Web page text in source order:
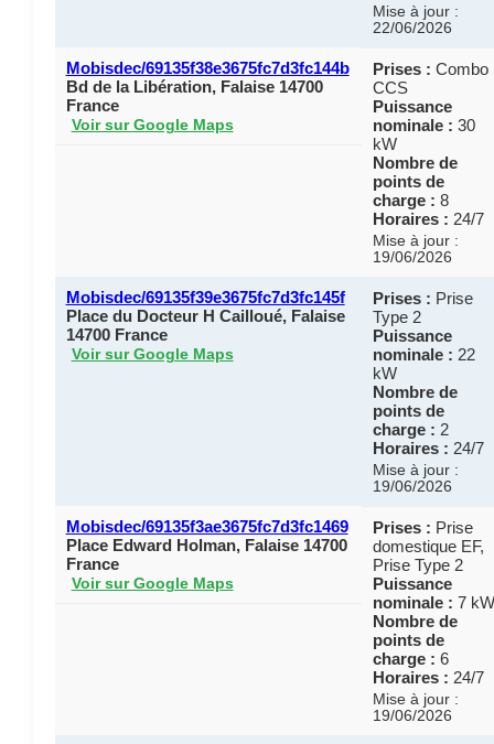
Mise à jour :
22/06/2026
Mobisdec/69135f38e3675fc7d3fc144b
Bd de la Libération, Falaise 14700
France
Voir sur Google Maps
Prises : Combo
CCS
Puissance
nominale : 30
kW
Nombre de
points de
charge : 8
Horaires : 24/7
Mise à jour :
19/06/2026
Mobisdec/69135f39e3675fc7d3fc145f
Place du Docteur H Cailloué, Falaise
14700 France
Voir sur Google Maps
Prises : Prise
Type 2
Puissance
nominale : 22
kW
Nombre de
points de
charge : 2
Horaires : 24/7
Mise à jour :
19/06/2026
Mobisdec/69135f3ae3675fc7d3fc1469
Place Edward Holman, Falaise 14700
France
Voir sur Google Maps
Prises : Prise
domestique EF,
Prise Type 2
Puissance
nominale : 7 kW
Nombre de
points de
charge : 6
Horaires : 24/7
Mise à jour :
19/06/2026